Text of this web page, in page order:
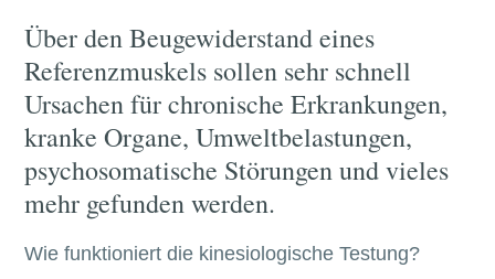
Über den Beugewiderstand eines
Referenzmuskels sollen sehr schnell
Ursachen für chronische Erkrankungen,
kranke Organe, Umweltbelastungen,
psychosomatische Störungen und vieles
mehr gefunden werden.
Wie funktioniert die kinesiologische Testung?